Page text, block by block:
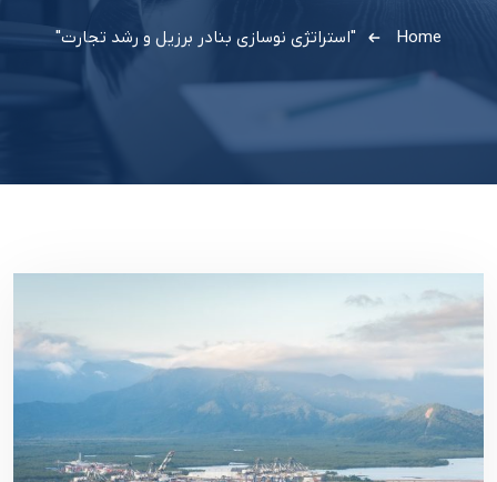
Home "استراتژی نوسازی بنادر برزیل و رشد تجارت"